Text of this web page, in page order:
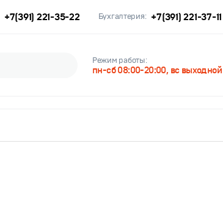
+7(391) 221-35-22 Бухгалтерия: +7(391) 221-37-11
Режим работы:
пн-сб 08:00-20:00, вс выходной